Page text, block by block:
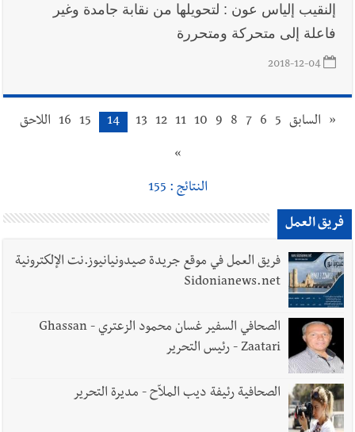
إلنقيب إلياس عون : لتحويلها من نقابة جامدة وغير
فاعلة إلى متحركة ومتحررة
2018-12-04
« السابق 5
6
7
8
9
10
11
12
13
14
15
16 اللاحق
»
النتائج : 155
فريق العمل
فريق العمل في موقع جريدة صيدونيانيوز.نت الإلكترونية
Sidonianews.net
الصحافي السفير غسان محمود الزعتري - Ghassan
Zaatari - رئيس التحرير
الصحافية رئيفة ديب الملاّح - مديرة التحرير